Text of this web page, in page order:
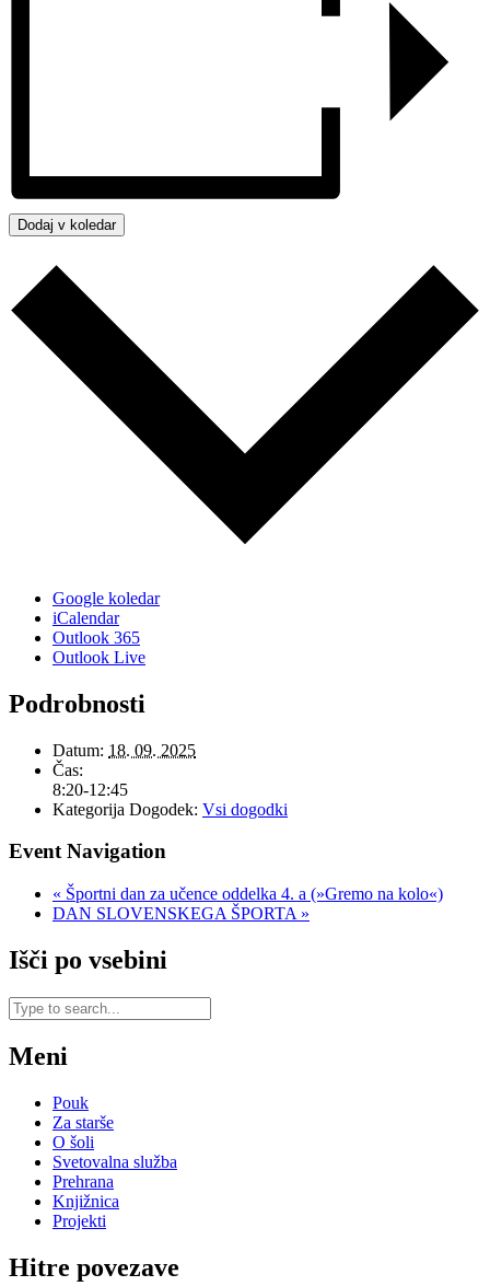
Dodaj v koledar
Google koledar
iCalendar
Outlook 365
Outlook Live
Podrobnosti
Datum: 18. 09. 2025
Čas:
8:20-12:45
Kategorija Dogodek: Vsi dogodki
Event Navigation
« Športni dan za učence oddelka 4. a (»Gremo na kolo«)
DAN SLOVENSKEGA ŠPORTA »
Išči po vsebini
Meni
Pouk
Za starše
O šoli
Svetovalna služba
Prehrana
Knjižnica
Projekti
Hitre povezave